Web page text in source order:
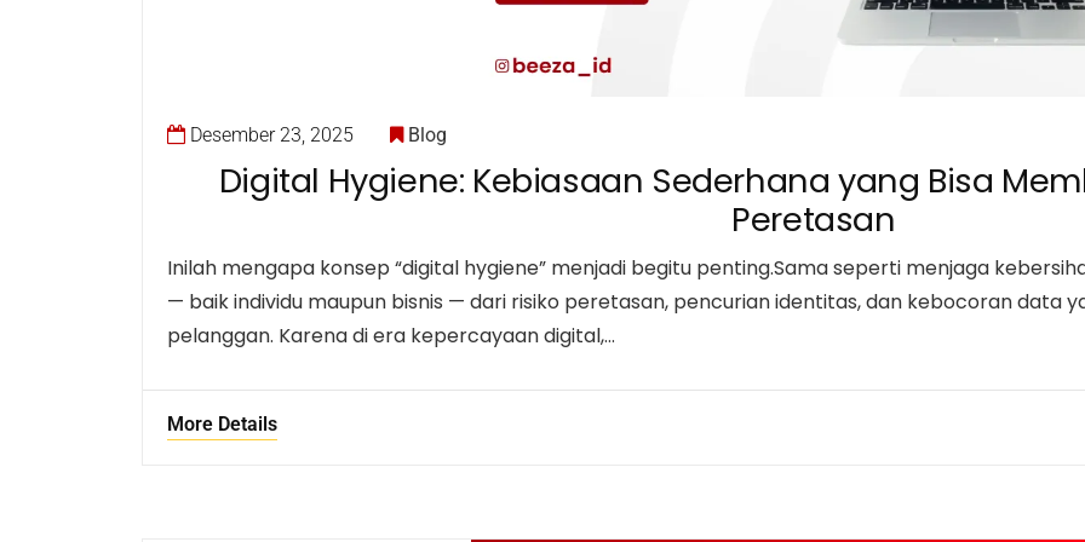
Desember 23, 2025 Blog
Digital Hygiene: Kebiasaan Sederhana yang Bisa
Peretasan
Inilah mengapa konsep “digital hygiene” menjadi begitu penting.Sama seperti menjaga
— baik individu maupun bisnis — dari risiko peretasan, pencurian identitas, dan kebocoran data
pelanggan. Karena di era kepercayaan digital,…
More Details